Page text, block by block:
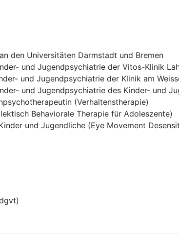
den Universitäten Darmstadt und Bremen
und Jugendpsychiatrie der Vitos-Klinik
und Jugendpsychiatrie der Klinik am
und Jugendpsychiatrie des Kinder- und
(Verhaltenstherapie)
Behaviorale Therapie für Adoleszente)
und Jugendliche (Eye Movement